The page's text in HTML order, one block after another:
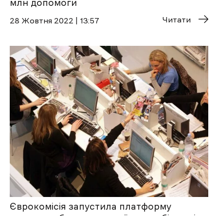
млн допомоги
28 Жовтня 2022 | 13:57 Читати
Єврокомісія запустила платформу